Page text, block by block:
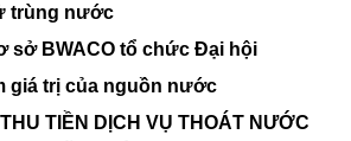
trùng nước
sở BWACO tổ chức Đại hội
giá trị của nguồn nước
TIỀN DỊCH VỤ THOÁT NƯỚC